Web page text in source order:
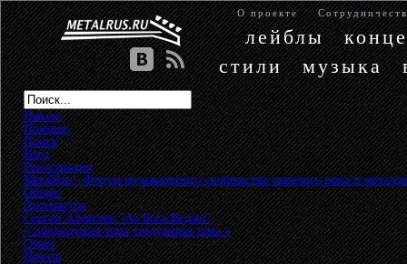
О проекте
лейблы
стили
музыка
Начало
Помощь
Поиск
Вход
Регистрация
MetalRus - Форум музыкального сообщества тяжелого рока и металла
Общее»
Литература»
Сергей Алексеев "Аз Бога Ведаю"
« предыдущая тема следующая тема »
Ответ
Печать